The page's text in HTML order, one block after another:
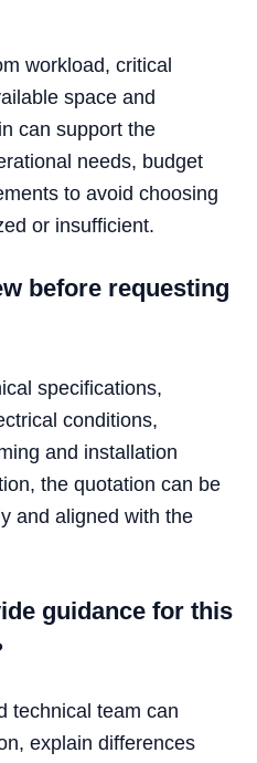
workload, critical
space and
can support the
needs, budget
to avoid choosing
or insufficient.
before requesting
specifications,
conditions,
and installation
the quotation can be
and aligned with the
guidance for this
technical team can
explain differences